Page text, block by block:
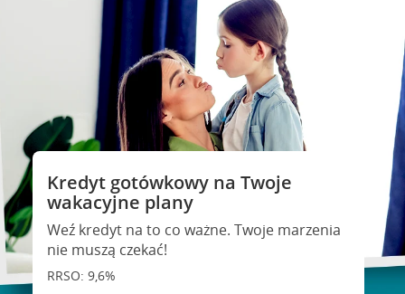
Kredyt gotówkowy na Twoje
wakacyjne plany
Weź kredyt na to co ważne. Twoje marzenia
nie muszą czekać!
RRSO: 9,6%